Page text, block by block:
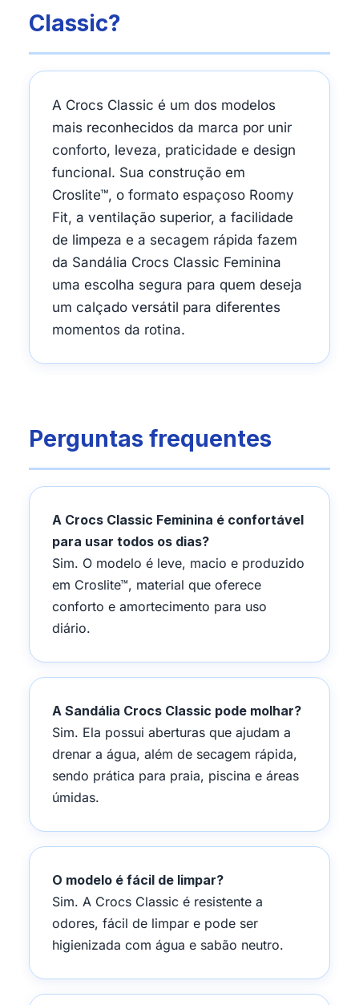
Classic?
A Crocs Classic é um dos modelos
mais reconhecidos da marca por unir
conforto, leveza, praticidade e design
funcional. Sua construção em
Croslite™, o formato espaçoso Roomy
Fit, a ventilação superior, a facilidade
de limpeza e a secagem rápida fazem
da Sandália Crocs Classic Feminina
uma escolha segura para quem deseja
um calçado versátil para diferentes
momentos da rotina.
Perguntas frequentes
A Crocs Classic Feminina é confortável
para usar todos os dias?
Sim. O modelo é leve, macio e produzido
em Croslite™, material que oferece
conforto e amortecimento para uso
diário.
A Sandália Crocs Classic pode molhar?
Sim. Ela possui aberturas que ajudam a
drenar a água, além de secagem rápida,
sendo prática para praia, piscina e áreas
úmidas.
O modelo é fácil de limpar?
Sim. A Crocs Classic é resistente a
odores, fácil de limpar e pode ser
higienizada com água e sabão neutro.